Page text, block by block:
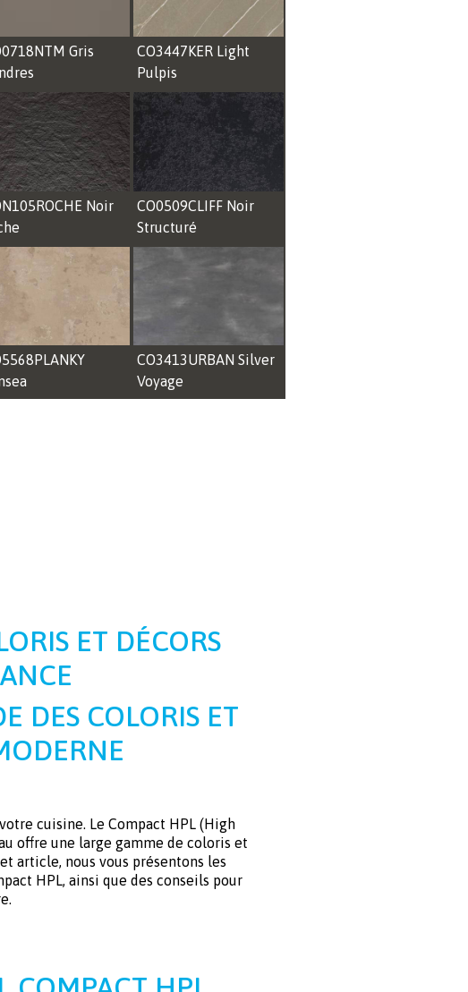
Gris
CO3447KER Light
Pulpis
Noir
CO0509CLIFF Noir
Structuré
CO3413URBAN Silver
Voyage
ET DÉCORS
DES COLORIS ET
cuisine. Le Compact HPL (High
offre une large gamme de coloris et
article, nous vous présentons les
HPL, ainsi que des conseils pour